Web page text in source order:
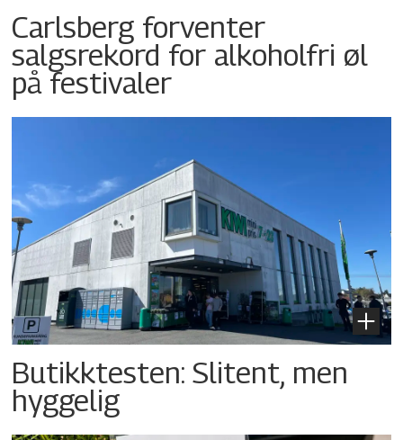
Carlsberg forventer
salgsrekord for alkoholfri øl
på festivaler
Butikktesten: Slitent, men
hyggelig